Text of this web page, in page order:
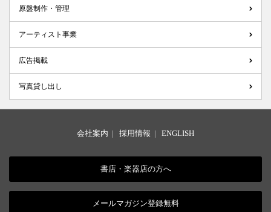
原盤制作・管理
アーティスト事業
広告掲載
写真貸し出し
会社案内 | 採用情報 | ENGLISH
書店・楽器店の方へ
メールマガジン登録無料